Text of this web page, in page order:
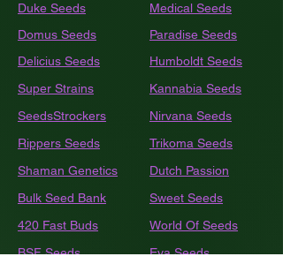
Duke Seeds
Medical Seeds
Domus Seeds
Paradise Seeds
Delicius Seeds
Humboldt Seeds
Kannabia Seeds
Super Strains
Nirvana Seeds
SeedsStrockers
Rippers Seeds
Trikoma Seeds
Shaman Genetics
Dutch Passion
Bulk Seed Bank
Sweet Seeds
420 Fast Buds
World Of Seeds
BSF Seeds
Eva Seeds